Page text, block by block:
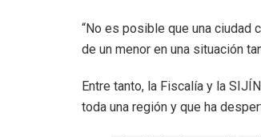
“No es posible que una ciudad
de un menor en una situación
Entre tanto, la Fiscalía y la
toda una región y que ha